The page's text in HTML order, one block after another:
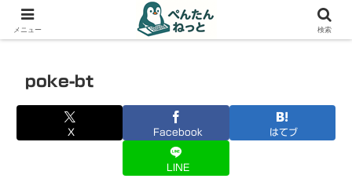
PCやガジェットの備忘録
poke-bt
X Facebook はてブ
LINE
メニュー 検索